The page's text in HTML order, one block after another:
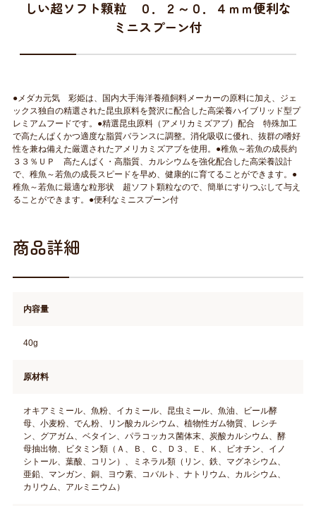
しい超ソフト顆粒 ０．２～０．４ｍｍ便利な
ミニスプーン付
●メダカ元気 彩姫は、国内大手海洋養殖飼料メーカーの原料に加え、ジェ
ックス独自の精選された昆虫原料を贅沢に配合した高栄養ハイブリッド型プ
レミアムフードです。●精選昆虫原料（アメリカミズアブ）配合 特殊加工
で高たんぱくかつ適度な脂質バランスに調整。消化吸収に優れ、抜群の嗜好
性を兼ね備えた厳選されたアメリカミズアブを使用。●稚魚～若魚の成長約
３３％ＵＰ 高たんぱく・高脂質、カルシウムを強化配合した高栄養設計
で、稚魚～若魚の成長スピードを早め、健康的に育てることができます。●
稚魚～若魚に最適な粒形状 超ソフト顆粒なので、簡単にすりつぶして与え
ることができます。●便利なミニスプーン付
商品詳細
内容量
40g
原材料
オキアミミール、魚粉、イカミール、昆虫ミール、魚油、ビール酵
母、小麦粉、でん粉、リン酸カルシウム、植物性ガム物質、レシチ
ン、グアガム、ベタイン、パラコッカス菌体末、炭酸カルシウム、酵
母抽出物、ビタミン類（Ａ、Ｂ、Ｃ、Ｄ３、Ｅ、Ｋ、ビオチン、イノ
シトール、葉酸、コリン）、ミネラル類（リン、鉄、マグネシウム、
亜鉛、マンガン、銅、ヨウ素、コバルト、ナトリウム、カルシウム、
カリウム、アルミニウム）